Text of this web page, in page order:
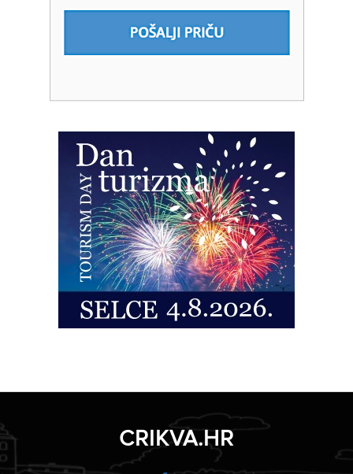
CRIKVA.HR